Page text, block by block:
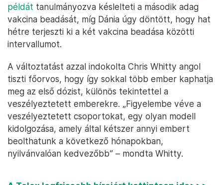
példát tanulmányozva késlelteti a második adag
vakcina beadását, míg Dánia úgy döntött, hogy hat
hétre terjeszti ki a két vakcina beadása közötti
intervallumot.
A változtatást azzal indokolta Chris Whitty angol
tiszti főorvos, hogy így sokkal több ember kaphatja
meg az első dózist, különös tekintettel a
veszélyeztetett emberekre. „Figyelembe véve a
veszélyeztetett csoportokat, egy olyan modell
kidolgozása, amely által kétszer annyi embert
beolthatunk a következő hónapokban,
nyilvánvalóan kedvezőbb” – mondta Whitty.